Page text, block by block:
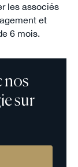
les associés
et
6 mois.
nos
sur